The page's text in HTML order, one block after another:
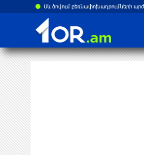
Սև ծովում բեռնափոխադրումների